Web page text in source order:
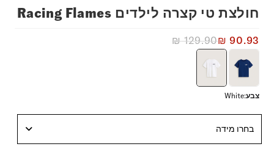
חולצת טי קצרה לילדים Racing Flames
₪129.90₪ 90.93
צבע:
White
בחרו מידה